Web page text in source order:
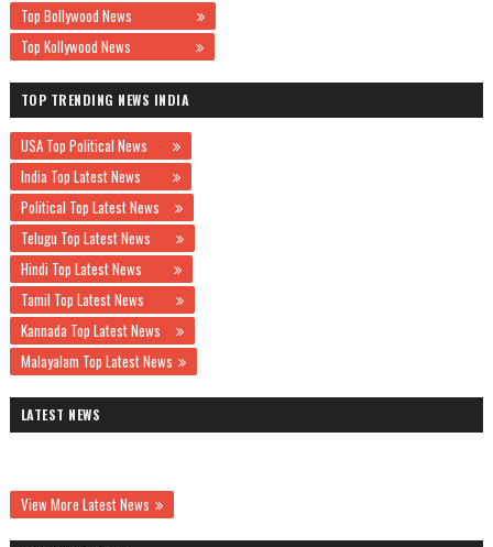
Top Bollywood News
Top Kollywood News
TOP TRENDING NEWS INDIA
USA Top Political News
India Top Latest News
Political Top Latest News
Telugu Top Latest News
Hindi Top Latest News
Tamil Top Latest News
Kannada Top Latest News
Malayalam Top Latest News
LATEST NEWS
View More Latest News